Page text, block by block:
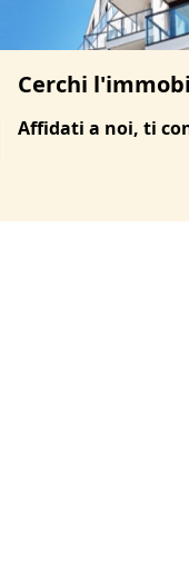
Cerchi
Affidati a noi, ti